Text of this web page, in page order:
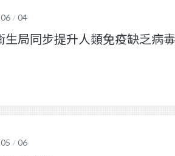
06 / 04
生局同步提升人類免疫缺乏病
05 / 06